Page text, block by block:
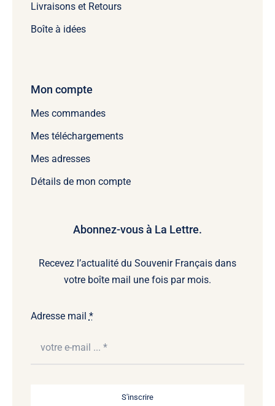
Livraisons et Retours
Boîte à idées
Mon compte
Mes commandes
Mes téléchargements
Mes adresses
Détails de mon compte
Abonnez-vous à La Lettre.
Recevez l’actualité du Souvenir Français dans
votre boîte mail une fois par mois.
Adresse mail *
S'inscrire